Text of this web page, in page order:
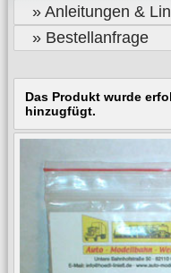
» Anleitungen &
» Bestellanfrage
Das Produkt wurde
hinzugfügt.